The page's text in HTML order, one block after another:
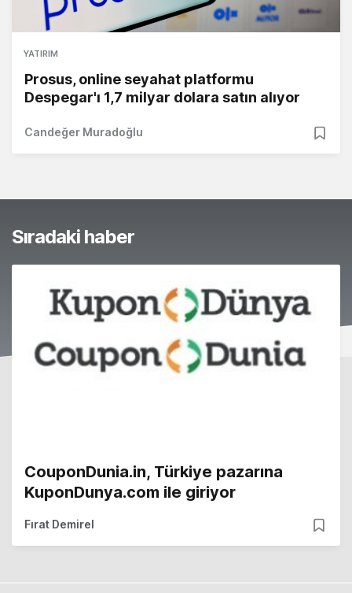
YATIRIM
Prosus, online seyahat platformu
Despegar'ı 1,7 milyar dolara satın alıyor
Candeğer Muradoğlu
Sıradaki haber
CouponDunia.in, Türkiye pazarına
KuponDunya.com ile giriyor
Fırat Demirel